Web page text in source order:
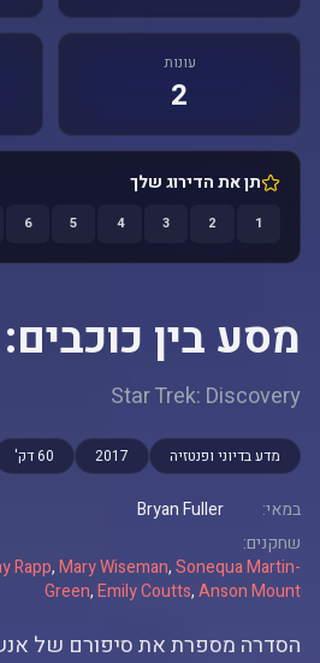
עונות
2
תן את הדירוג שלך
1
2
3
4
5
6
מסע בין
Star Trek: Discovery
מדע בדיוני ופנטזיה 2017 60 דק'
במאי:
Bryan Fuller
שחקנים:
Rapp,Mary Wiseman,Sonequa Martin-
Green,Emily Coutts,Anson Mount
הסדרה מספרת את סיפורם של